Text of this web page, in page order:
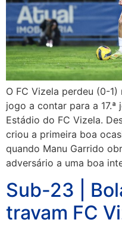
O FC Vizela perdeu (0-
jogo a contar para a
Estádio do FC Vizela.
criou a primeira boa
quando Manu Garrido
adversário a uma boa
Sub-23 |
travam FC